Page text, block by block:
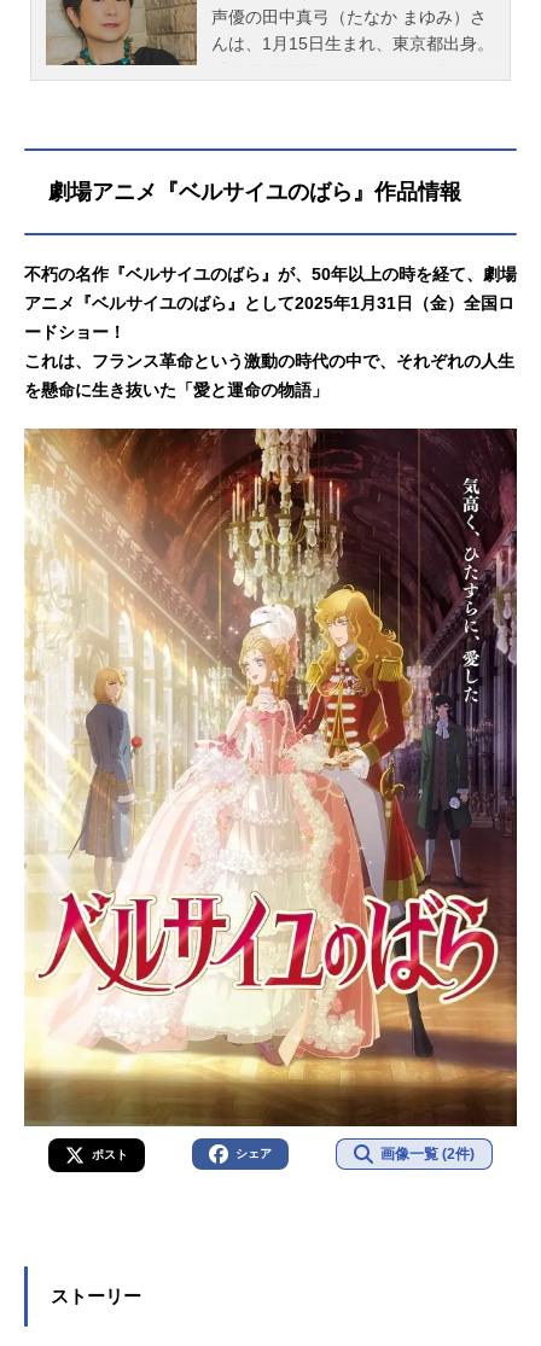
声優の田中真弓（たなか まゆみ）さ
んは、1月15日生まれ、東京都出身。
キャラクターを多く演じています。
こちらでは、田中真弓さんのオスス
メ記事をご紹介！
劇場アニメ『ベルサイユのばら』作品情報
不朽の名作『ベルサイユのばら』が、50年以上の時を経て、劇場
アニメ『ベルサイユのばら』として2025年1月31日（金）全国ロ
ードショー！
これは、フランス革命という激動の時代の中で、それぞれの人生
を懸命に生き抜いた「愛と運命の物語」
ポスト シェア 画像一覧 (2件)
ストーリー